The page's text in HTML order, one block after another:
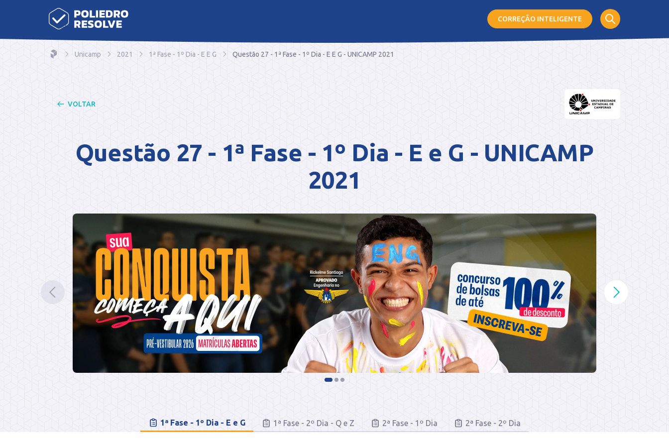
CORREÇÃO INTELIGENTE
Unicamp 2021 1ª Fase - 1º Dia - E E G Questão 27 - 1ª Fase - 1º Dia - E E G - UNICAMP 2021
VOLTAR
Questão 27 - 1ª Fase - 1º Dia - E e G - UNICAMP
2021
1ª Fase - 1º Dia - E e G 1ª Fase - 2º Dia - Q e Z 2ª Fase - 1º Dia 2ª Fase - 2º Dia